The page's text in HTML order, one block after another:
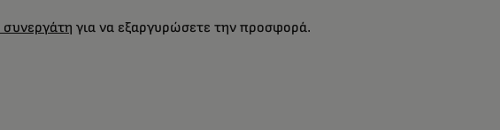
συνεργάτη για να εξαργυρώσετε την προσφορά.